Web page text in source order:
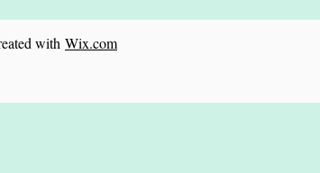
with Wix.com